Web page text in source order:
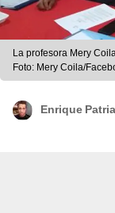
La profesora Mery
Foto: Mery Coila/
Enrique